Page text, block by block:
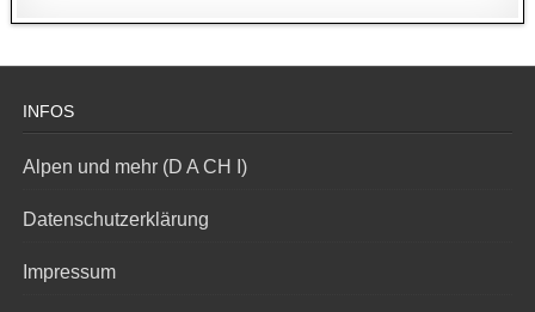
INFOS
Alpen und mehr (D A CH I)
Datenschutzerklärung
Impressum